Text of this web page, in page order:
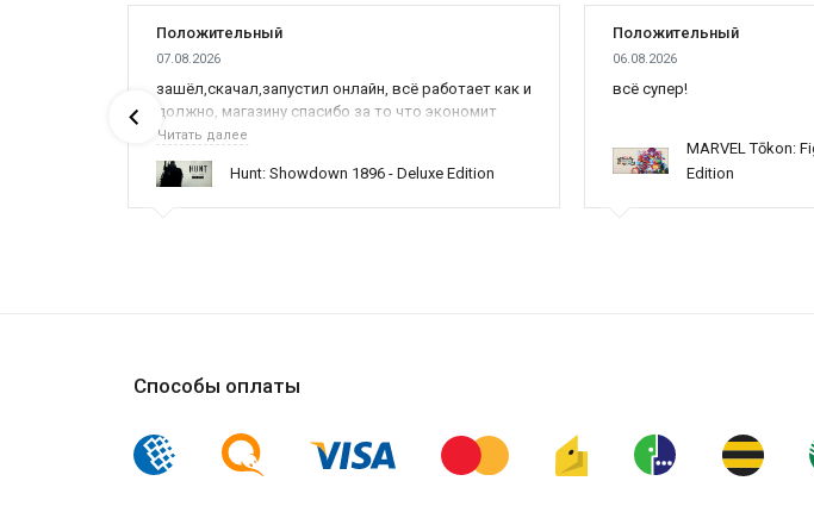
Положительный
07.08.2026
зашёл,скачал,запустил онлайн, всё работает как и
должно, магазину спасибо за то что экономит
наше время,нервы и деньги, ребята вы красава
всех только вы и оказываете помощь
Читать далее
Hunt: Showdown 1896 - Deluxe Edition
Положительный
06.08.2026
всё супер!
MARVEL Tōkon:
Edition
Способы оплаты